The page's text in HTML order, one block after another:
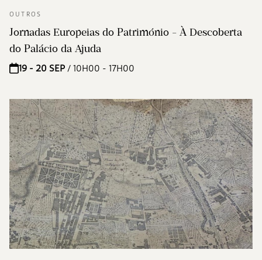
OUTROS
Jornadas Europeias do Património - À Descoberta
do Palácio da Ajuda
19 - 20 SEP / 10H00 - 17H00